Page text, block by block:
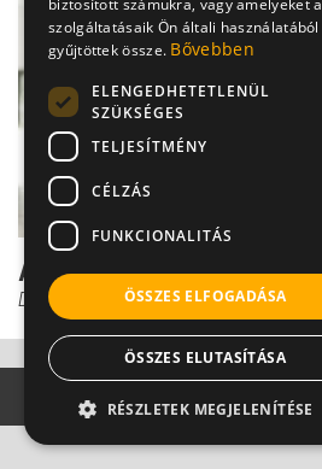
Arcüreggyulladás kezelése
Dr. Helfferich Frigyes
biztosított számukra, vagy amelyeket a
szolgáltatásaik Ön általi használatából
gyűjtöttek össze. Bővebben
ELENGEDHETETLENÜL
SZÜKSÉGES
TELJESÍTMÉNY
CÉLZÁS
FUNKCIONALITÁS
ÖSSZES ELFOGADÁSA
ÖSSZES ELUTASÍTÁSA
RÉSZLETEK MEGJELENÍTÉSE